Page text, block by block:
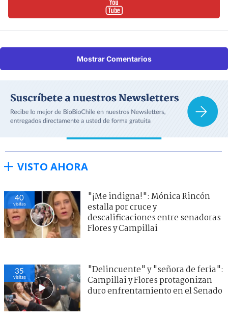
Mostrar Comentarios
VISTO AHORA
40
visitas
"¡Me indigna!": Mónica Rincón
estalla por cruce y
descalificaciones entre senadoras
Flores y Campillai
35
visitas
"Delincuente" y "señora de feria":
Campillai y Flores protagonizan
duro enfrentamiento en el Senado